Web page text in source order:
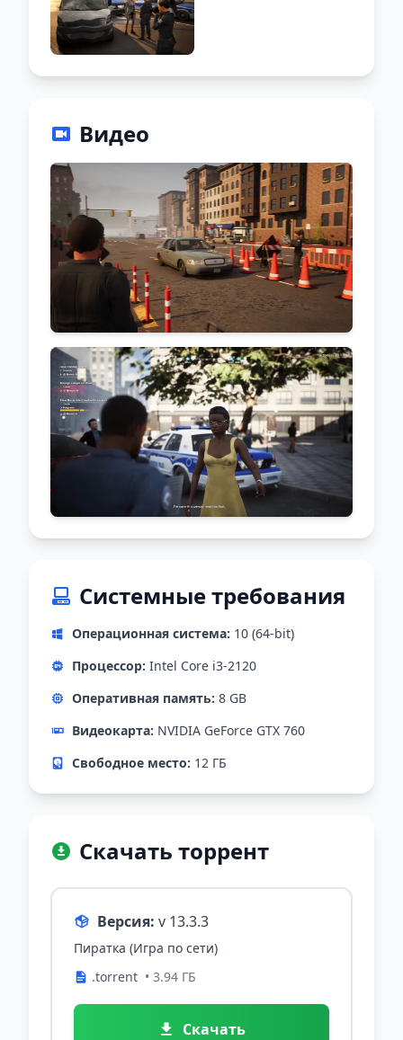
Видео
Системные требования
Операционная система: 10 (64-bit)
Процессор: Intel Core i3-2120
Оперативная память: 8 GB
Видеокарта: NVIDIA GeForce GTX 760
Свободное место: 12 ГБ
Скачать торрент
Версия: v 13.3.3
Пиратка (Игра по сети)
.torrent • 3.94 ГБ
Скачать